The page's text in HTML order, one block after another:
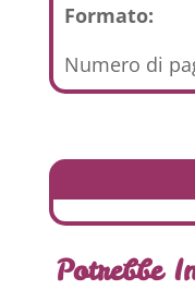
Formato:
Numero di
Potrebbe